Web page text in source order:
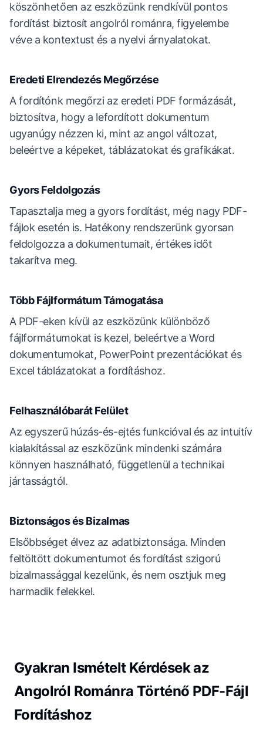
köszönhetően az eszközünk rendkívül pontos
fordítást biztosít angolról románra, figyelembe
véve a kontextust és a nyelvi árnyalatokat.
Eredeti Elrendezés Megőrzése
A fordítónk megőrzi az eredeti PDF formázását,
biztosítva, hogy a lefordított dokumentum
ugyanúgy nézzen ki, mint az angol változat,
beleértve a képeket, táblázatokat és grafikákat.
Gyors Feldolgozás
Tapasztalja meg a gyors fordítást, még nagy PDF-
fájlok esetén is. Hatékony rendszerünk gyorsan
feldolgozza a dokumentumait, értékes időt
takarítva meg.
Több Fájlformátum Támogatása
A PDF-eken kívül az eszközünk különböző
fájlformátumokat is kezel, beleértve a Word
dokumentumokat, PowerPoint prezentációkat és
Excel táblázatokat a fordításhoz.
Felhasználóbarát Felület
Az egyszerű húzás-és-ejtés funkcióval és az intuitív
kialakítással az eszközünk mindenki számára
könnyen használható, függetlenül a technikai
jártasságtól.
Biztonságos és Bizalmas
Elsőbbséget élvez az adatbiztonsága. Minden
feltöltött dokumentumot és fordítást szigorú
bizalmassággal kezelünk, és nem osztjuk meg
harmadik felekkel.
Gyakran Ismételt Kérdések az
Angolról Románra Történő PDF-Fájl
Fordításhoz